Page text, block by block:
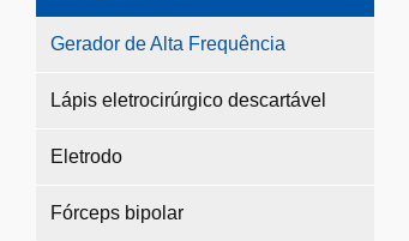
Gerador de Alta Frequência
Lápis eletrocirúrgico descartável
Eletrodo
Fórceps bipolar